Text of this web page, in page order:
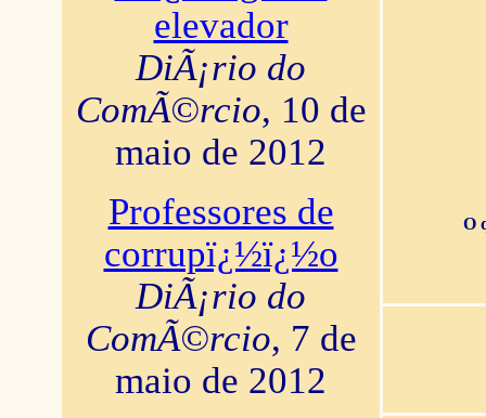
elevador
DiÃ¡rio do
ComÃ©rcio, 10 de
maio de 2012
Professores de
corrupï¿½ï¿½o
DiÃ¡rio do
ComÃ©rcio, 7 de
maio de 2012
O